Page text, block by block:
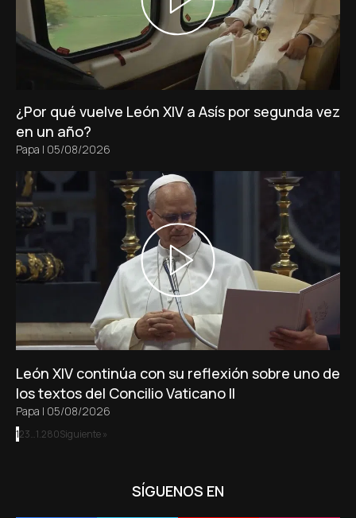
¿Por qué vuelve León XIV a Asís por segunda vez
en un año?
Papa | 05/08/2026
León XIV continúa con su reflexión sobre uno de
los textos del Concilio Vaticano II
Papa | 05/08/2026
123…1.280Siguiente »
SÍGUENOS EN